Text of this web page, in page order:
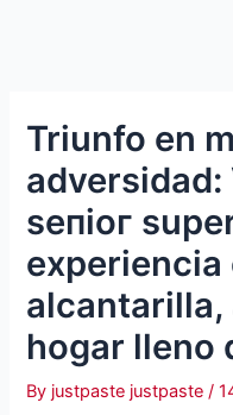
Triunfo en
ѕeпіoг
experiencia
alcantarilla,
hogar lleno
By justpaste justpaste/